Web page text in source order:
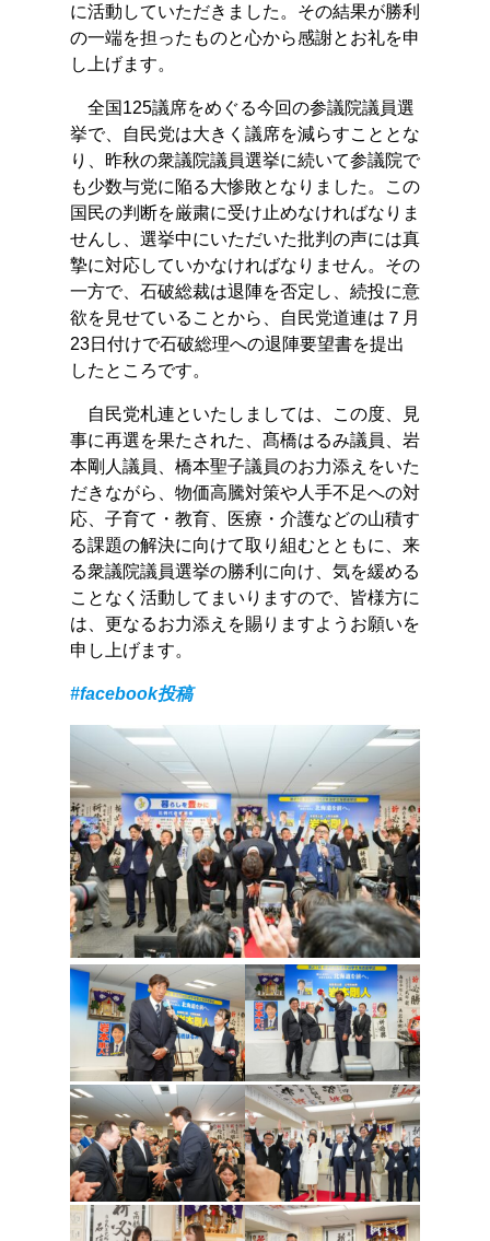
に活動していただきました。その結果が勝利
の一端を担ったものと心から感謝とお礼を申
し上げます。
全国125議席をめぐる今回の参議院議員選
挙で、自民党は大きく議席を減らすこととな
り、昨秋の衆議院議員選挙に続いて参議院で
も少数与党に陥る大惨敗となりました。この
国民の判断を厳粛に受け止めなければなりま
せんし、選挙中にいただいた批判の声には真
摯に対応していかなければなりません。その
一方で、石破総裁は退陣を否定し、続投に意
欲を見せていることから、自民党道連は７月
23日付けで石破総理への退陣要望書を提出
したところです。
自民党札連といたしましては、この度、見
事に再選を果たされた、髙橋はるみ議員、岩
本剛人議員、橋本聖子議員のお力添えをいた
だきながら、物価高騰対策や人手不足への対
応、子育て・教育、医療・介護などの山積す
る課題の解決に向けて取り組むとともに、来
る衆議院議員選挙の勝利に向け、気を緩める
ことなく活動してまいりますので、皆様方に
は、更なるお力添えを賜りますようお願いを
申し上げます。
#facebook投稿